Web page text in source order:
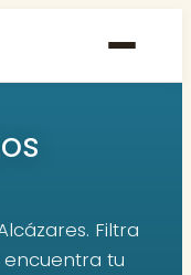
Filtra
tu